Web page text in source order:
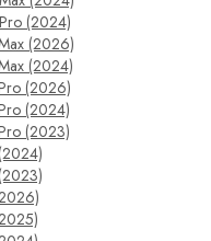
(2024)
(2026)
(2024)
(2026)
(2024)
(2023)